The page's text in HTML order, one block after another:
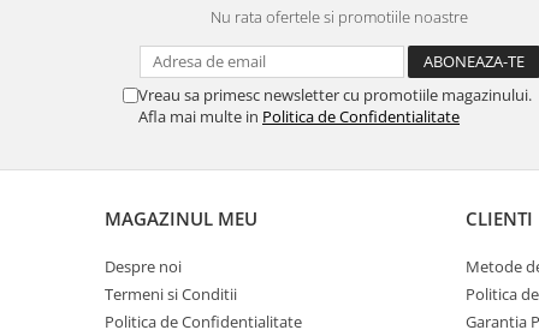
Nu rata ofertele si promotiile noastre
Vreau sa primesc newsletter cu promotiile magazinului.
Afla mai multe in Politica de Confidentialitate
MAGAZINUL MEU
Despre noi
Termeni si Conditii
Politica de Confidentialitate
CLIENTI
Metode
Politica
Garantia